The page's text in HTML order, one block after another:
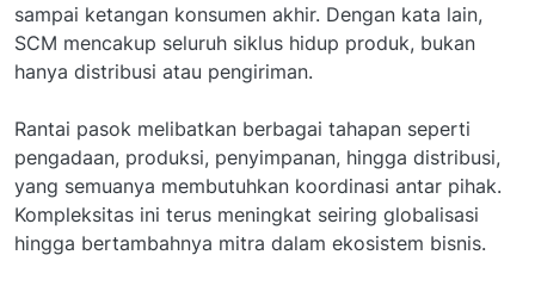
sampai ketangan konsumen akhir. Dengan kata lain,
SCM mencakup seluruh siklus hidup produk, bukan
hanya distribusi atau pengiriman.
Rantai pasok melibatkan berbagai tahapan seperti
pengadaan, produksi, penyimpanan, hingga distribusi,
yang semuanya membutuhkan koordinasi antar pihak.
Kompleksitas ini terus meningkat seiring globalisasi
hingga bertambahnya mitra dalam ekosistem bisnis.